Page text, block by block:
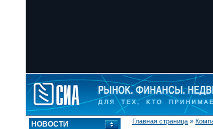
Главная страница »
НОВОСТИ